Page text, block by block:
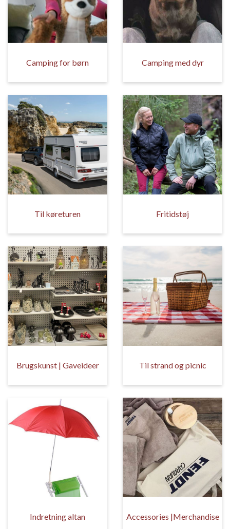
Camping for børn Camping med dyr
Til køreturen Fritidstøj
Brugskunst | Gaveideer Til strand og picnic
Indretning altan Accessories |Merchandise